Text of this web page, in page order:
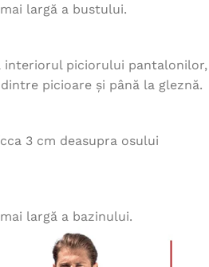
largă a bustului.
interiorul piciorului pantalonilor,
picioare și până la gleznă.
3 cm deasupra osului
largă a bazinului.